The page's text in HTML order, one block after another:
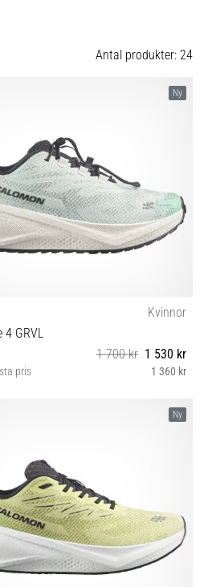
Antal produkter: 24
Ny
Kvinnor
4 GRVL
1 700 kr 1 530 kr
pris 1 360 kr
Ny